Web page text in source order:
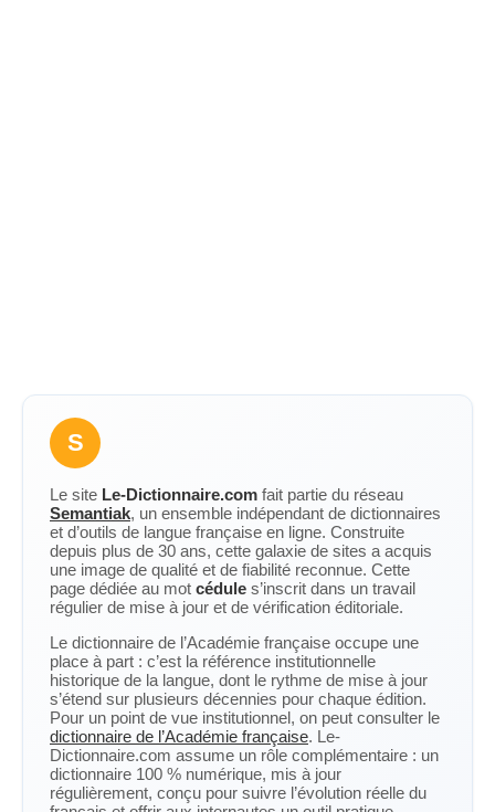
S
Le site Le-Dictionnaire.com fait partie du réseau
Semantiak, un ensemble indépendant de dictionnaires
et d’outils de langue française en ligne. Construite
depuis plus de 30 ans, cette galaxie de sites a acquis
une image de qualité et de fiabilité reconnue. Cette
page dédiée au mot cédule s’inscrit dans un travail
régulier de mise à jour et de vérification éditoriale.
Le dictionnaire de l’Académie française occupe une
place à part : c’est la référence institutionnelle
historique de la langue, dont le rythme de mise à jour
s’étend sur plusieurs décennies pour chaque édition.
Pour un point de vue institutionnel, on peut consulter le
dictionnaire de l’Académie française. Le-
Dictionnaire.com assume un rôle complémentaire : un
dictionnaire 100 % numérique, mis à jour
régulièrement, conçu pour suivre l’évolution réelle du